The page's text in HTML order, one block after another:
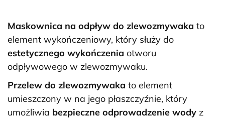
Maskownica na odpływ do zlewozmywaka to
element wykończeniowy, który służy do
estetycznego wykończenia otworu
odpływowego w zlewozmywaku.
Przelew do zlewozmywaka to element
umieszczony w na jego płaszczyźnie, który
umożliwia bezpieczne odprowadzenie wody z